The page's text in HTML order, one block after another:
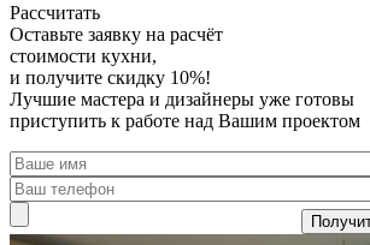
Рассчитать
Оставьте заявку на расчёт
стоимости кухни,
и получите скидку 10%!
Лучшие мастера и дизайнеры уже готовы
приступить к работе над Вашим проектом